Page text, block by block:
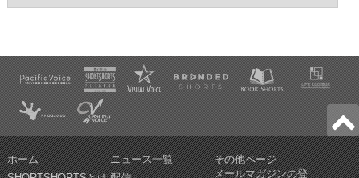
ホーム
ニュース一覧
その他ページ
メールマガジンの登